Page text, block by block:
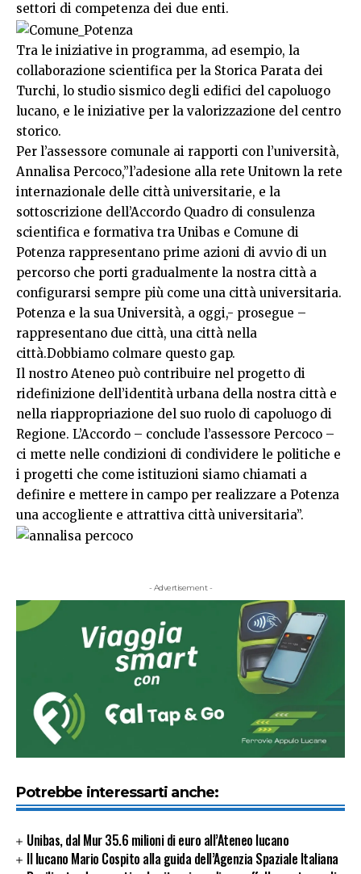
settori di competenza dei due enti.
Tra le iniziative in programma, ad esempio, la
collaborazione scientifica per la Storica Parata dei
Turchi, lo studio sismico degli edifici del capoluogo
lucano, e le iniziative per la valorizzazione del centro
storico.
Per l’assessore comunale ai rapporti con l’università,
Annalisa Percoco,”l’adesione alla rete Unitown la rete
internazionale delle città universitarie, e la
sottoscrizione dell’Accordo Quadro di consulenza
scientifica e formativa tra Unibas e Comune di
Potenza rappresentano prime azioni di avvio di un
percorso che porti gradualmente la nostra città a
configurarsi sempre più come una città universitaria.
Potenza e la sua Università, a oggi,- prosegue –
rappresentano due città, una città nella
città.Dobbiamo colmare questo gap.
Il nostro Ateneo può contribuire nel progetto di
ridefinizione dell’identità urbana della nostra città e
nella riappropriazione del suo ruolo di capoluogo di
Regione. L’Accordo – conclude l’assessore Percoco –
ci mette nelle condizioni di condividere le politiche e
i progetti che come istituzioni siamo chiamati a
definire e mettere in campo per realizzare a Potenza
una accogliente e attrattiva città universitaria”.
- Advertisement -
Potrebbe interessarti anche:
Unibas, dal Mur 35.6 milioni di euro all’Ateneo lucano
Il lucano Mario Cospito alla guida dell’Agenzia Spaziale Italiana